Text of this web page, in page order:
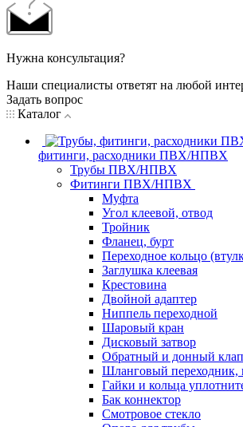
Нужна консультация?
Наши специалисты ответят на любой
Задать вопрос
Каталог
фитинги, расходники ПВХ/НПВХ
Трубы ПВХ/НПВХ
Фитинги ПВХ/НПВХ
Муфта
Угол клеевой, отвод
Тройник
Фланец, бурт
Переходное кольцо
Заглушка клеевая
Крестовина
Двойной адаптер
Ниппель переходной
Шаровый кран
Дисковый затвор
Обратный и донный
Шланговый переходник,
Гайки и кольца
Бак коннектор
Смотровое стекло